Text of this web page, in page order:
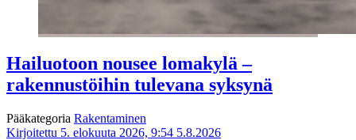
Hailuotoon nousee lomakylä –
rakennustöihin tulevana syksynä
Pääkategoria Rakentaminen
Kirjoitettu 5. elokuuta 2026, 9:54 5.8.2026